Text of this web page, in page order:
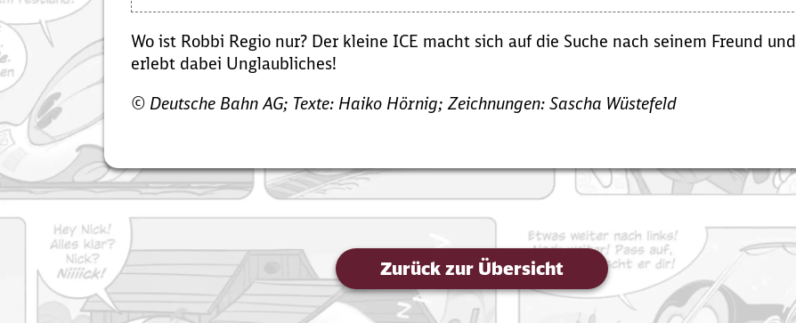
Wo ist Robbi Regio nur? Der kleine ICE macht sich auf die Suche nach seinem Freund und
erlebt dabei Unglaubliches!
© Deutsche Bahn AG; Texte: Haiko Hörnig; Zeichnungen: Sascha Wüstefeld
Zurück zur Übersicht